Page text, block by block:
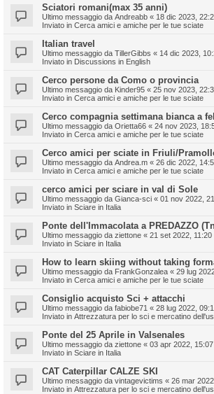
Sciatori romani(max 35 anni)
Ultimo messaggio da Andreabb « 18 dic 2023,
Inviato in Cerca amici e amiche per le tue sciate
Italian travel
Ultimo messaggio da TillerGibbs « 14 dic 2023,
Inviato in Discussions in English
Cerco persone da Como o provincia
Ultimo messaggio da Kinder95 « 25 nov 2023,
Inviato in Cerca amici e amiche per le tue sciate
Cerco compagnia settimana bianca a
Ultimo messaggio da Orietta66 « 24 nov 2023,
Inviato in Cerca amici e amiche per le tue sciate
Cerco amici per sciate in Friuli/
Ultimo messaggio da Andrea.m « 26 dic 2022,
Inviato in Cerca amici e amiche per le tue sciate
cerco amici per sciare in val di Sole
Ultimo messaggio da Gianca-sci « 01 nov 2022,
Inviato in Sciare in Italia
Ponte dell'Immacolata a PREDAZZO
Ultimo messaggio da ziettone « 21 set 2022, 11:20
Inviato in Sciare in Italia
How to learn skiing without taking
Ultimo messaggio da FrankGonzalea « 29 lug
Inviato in Cerca amici e amiche per le tue sciate
Consiglio acquisto Sci + attacchi
Ultimo messaggio da fabiobe71 « 28 lug 2022,
Inviato in Attrezzatura per lo sci e mercatino
Ponte del 25 Aprile in Valsenales
Ultimo messaggio da ziettone « 03 apr 2022, 15:07
Inviato in Sciare in Italia
CAT Caterpillar CALZE SKI
Ultimo messaggio da vintagevictims « 26 mar
Inviato in Attrezzatura per lo sci e mercatino